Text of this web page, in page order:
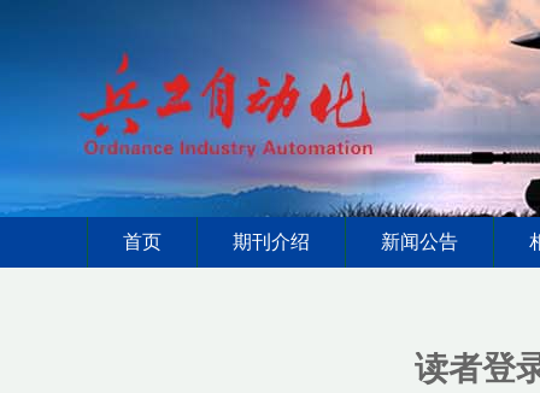
首页 期刊介绍 新闻公告
读者登